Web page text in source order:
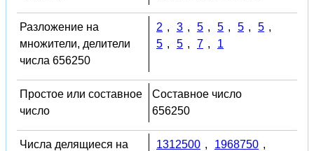
Разложение на
множители, делители
числа 656250
2 , 3 , 5 , 5 , 5 , 5 ,
5 , 5 , 7 , 1
Простое или составное
число
Составное число
656250
Числа делящиеся на
1312500 , 1968750 ,